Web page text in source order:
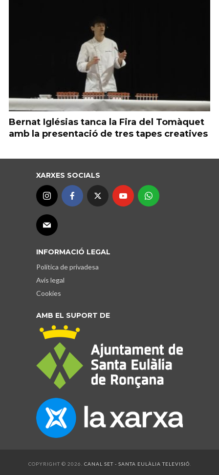
Bernat Iglésias tanca la Fira del Tomàquet
amb la presentació de tres tapes creatives
XARXES SOCIALS
INFORMACIÓ LEGAL
Política de privadesa
Avís legal
Cookies
AMB EL SUPORT DE
COPYRIGHT © 2026. CANAL SET - SANTA EULÀLIA TELEVISIÓ